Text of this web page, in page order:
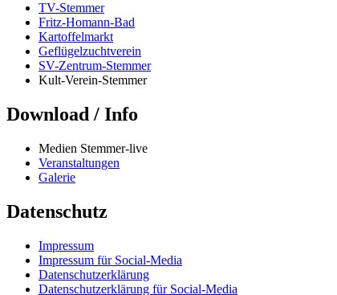
TV-Stemmer
Fritz-Homann-Bad
Kartoffelmarkt
Geflügelzuchtverein
SV-Zentrum-Stemmer
Kult-Verein-Stemmer
Download / Info
Medien Stemmer-live
Veranstaltungen
Galerie
Datenschutz
Impressum
Impressum für Social-Media
Datenschutzerklärung
Datenschutzerklärung für Social-Media